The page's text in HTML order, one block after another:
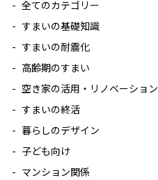
全てのカテゴリー
すまいの基礎知識
すまいの耐震化
高齢期のすまい
空き家の活用・リノベーション
すまいの終活
暮らしのデザイン
子ども向け
マンション関係